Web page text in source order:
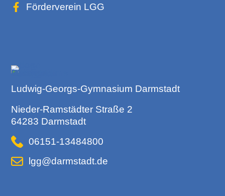
Ludwig-Georgs-Gymnasium Darmstadt
Nieder-Ramstädter Straße 2
64283 Darmstadt
06151-13484800
lgg@darmstadt.de
Förderverein LGG